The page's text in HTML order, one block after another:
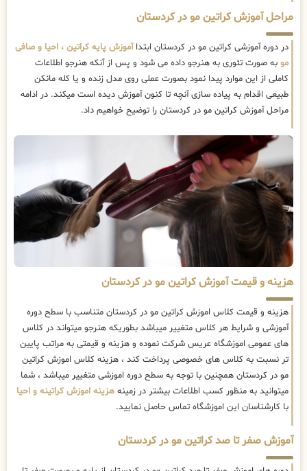
مراحل آموزش کراتین مو در کردستان
در دوره آموزشی کراتین مو در کردستان ابتداآموزش پایه کراتین ، احیا و صافی
مو به صورت تئوری به هنرجو داده می شود و پس از آنکه هنرجو اطلاعات
کاملی از این موارد پیدا نمود بصورت عملی روی مدل زنده و یا کله مانکن
طبیعی اقدام به پیاده سازی آنچه تا کنون آموزش دیده است میکند. در ادامه
مراحل آموزش کراتین مو در کردستان را توضیح خواهیم داد.
هزینه و قیمت آموزش کراتین مو در کردستان
هزینه و قیمت کلاس اموزش کراتین مو در کردستان متناسب با سطح دوره
آموزشی و شرایط هر کلاس متغییر میباشد بطوریکه هنرجو میتواند در کلاس
های عمومی اموزشگاه عریس شرکت نموده و هزینه و قیمتی به مراتب پایین
تر نسبت به کلاس های خصوصی پرداخت کند ، هزینه کلاس اموزش کراتین
مو در کردستان همچنین با توجه به سطح دوره اموزشی متغییر میباشد ، شما
میتوانید به منظور کسب اطلاعات بیشتر در زمینه هزینه اموزش کراتینه و احیا
با کارشناسان این اموزشگاه تماس حاصل نمایید.
آموزش صفر تا صد کراتین مو در کردستان